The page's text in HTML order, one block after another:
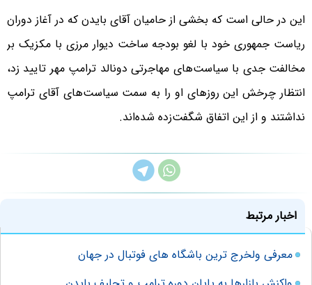
این در حالی است که بخشی از حامیان آقای بایدن که در آغاز دوران
ریاست جمهوری خود با لغو بودجه ساخت دیوار مرزی با مکزیک بر
مخالفت جدی با سیاست‌های مهاجرتی دونالد ترامپ مهر تایید زد،
انتظار چرخش این روزهای او را به سمت سیاست‌های آقای ترامپ
نداشتند و از این اتفاق شگفت‌زده شده‌اند.
اخبار مرتبط
معرفی ولخرج ترین باشگاه های فوتبال در جهان